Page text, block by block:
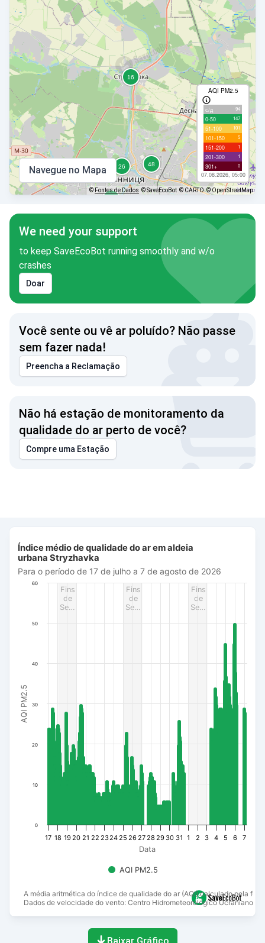
AQI PM2.5
с/д 94
0-50 147
51-100 101
101-150 5
151-200 1
201-300 1
301+ 0
07.08.2026, 05:00
Navegue no Mapa
© Fontes de Dados © SaveEcoBot © CARTO © OpenStreetMap
We need your support
to keep SaveEcoBot running smoothly and w/o
crashes
Doar
Você sente ou vê ar poluído? Não passe
sem fazer nada!
Preencha a Reclamação
Não há estação de monitoramento da
qualidade do ar perto de você?
Compre uma Estação
Bar chart with 371 bars.
Para o período de 17 de julho a 7 de agosto de 2026
The chart has 1 X axis displaying Data. Data ranges from
The chart has 1 Y axis displaying AQI PM2.5. Data ranges
A média aritmética do índice de qualidade do ar (AQI) calculado pela
Dados de velocidade do vento: Centro Hidrometeorológico Ucraniano.
Fins
de
Se…
Fins
de
Se…
Fins
de
Se…
Data
AQI PM2.5
Índice médio de qualidade do ar em aldeia
urbana Stryzhavka
Para o período de 17 de julho a 7 de agosto de 2026
AQI PM2.5
18 20 22 24 26 28 30 1 3 5 7
17 19 21 23 25 27 29 31 2 4 6
0
10
20
30
40
50
60
End of interactive chart.